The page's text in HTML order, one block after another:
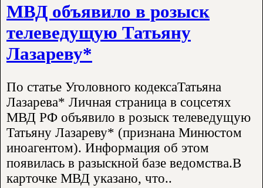
МВД объявило в розыск
телеведущую Татьяну
Лазареву*
По статье Уголовного кодексаТатьяна
Лазарева* Личная страница в соцсетях
МВД РФ объявило в розыск телеведущую
Татьяну Лазареву* (признана Минюстом
иноагентом). Информация об этом
появилась в разыскной базе ведомства.В
карточке МВД указано, что..